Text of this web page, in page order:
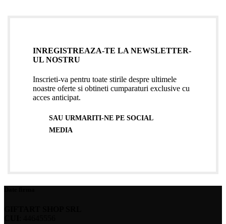
INREGISTREAZA-TE LA NEWSLETTER-
UL NOSTRU
Inscrieti-va pentru toate stirile despre ultimele
noastre oferte si obtineti cumparaturi exclusive cu
acces anticipat.
SAU URMARITI-NE PE SOCIAL
MEDIA